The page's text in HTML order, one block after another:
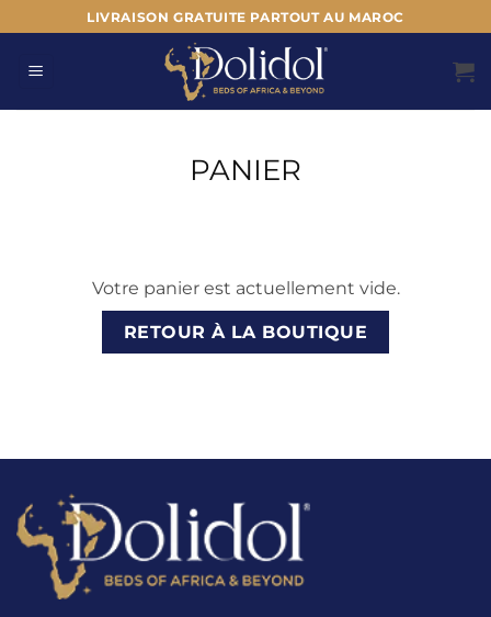
au
contenu
LIVRAISON GRATUITE PARTOUT AU MAROC
PANIER
Votre panier est actuellement vide.
RETOUR À LA BOUTIQUE